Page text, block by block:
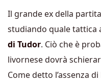
Il grande ex della partita
studiando quale tattica
di Tudor. Ciò che è
livornese dovrà
Come detto l’assenza di